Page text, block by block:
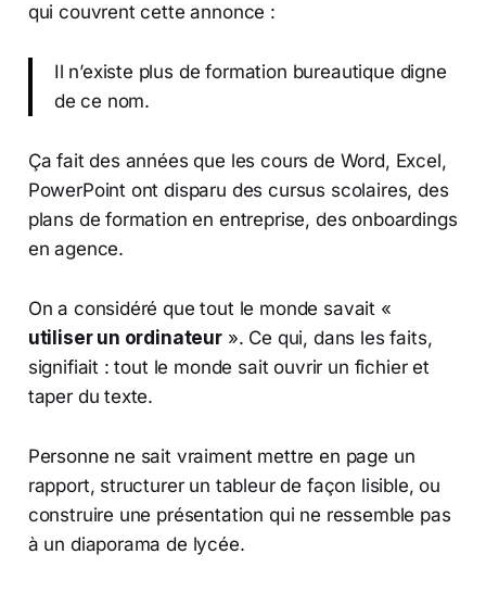
qui couvrent cette annonce :
Il n’existe plus de formation bureautique digne
de ce nom.
Ça fait des années que les cours de Word, Excel,
PowerPoint ont disparu des cursus scolaires, des
plans de formation en entreprise, des onboardings
en agence.
On a considéré que tout le monde savait «
utiliser un ordinateur». Ce qui, dans les faits,
signifiait : tout le monde sait ouvrir un fichier et
taper du texte.
Personne ne sait vraiment mettre en page un
rapport, structurer un tableur de façon lisible, ou
construire une présentation qui ne ressemble pas
à un diaporama de lycée.